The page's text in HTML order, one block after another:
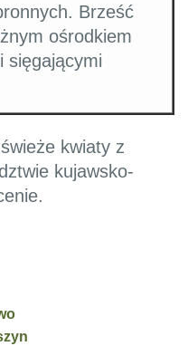
Brześć
ośrodkiem
sięgającymi
kwiaty z
kujawsko-